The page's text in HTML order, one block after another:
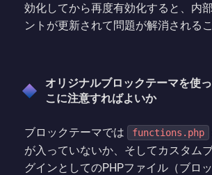
効化してから再度有効化すると、内
ントが更新されて問題が解消されるこ
オリジナルブロックテーマを使
こに注意すればよいか
ブロックテーマでは functions.php
が入っていないか、そしてカスタム
グインとしてのPHPファイル（ブロ